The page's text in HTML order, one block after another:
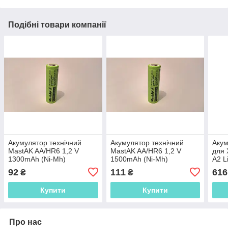
Подібні товари компанії
Акумулятор технічний
MastAK AA/HR6 1,2 V
1300mAh (Ni-Mh)
92 ₴
Купити
Акумулятор технічний
MastAK AA/HR6 1,2 V
1500mAh (Ni-Mh)
111₴
Купити
для
A2
616
Про нас